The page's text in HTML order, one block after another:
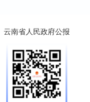
云南省人民政府公报